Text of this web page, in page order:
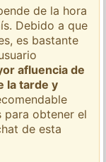
de la hora
Debido a que
es bastante
afluencia de
la tarde y
para obtener el
de esta